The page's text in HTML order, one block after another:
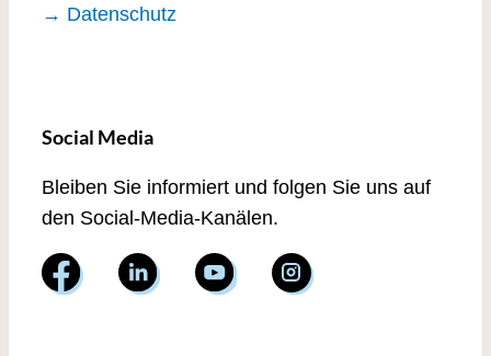
→ Datenschutz
Social Media
Bleiben Sie informiert und folgen Sie uns auf
den Social-Media-Kanälen.